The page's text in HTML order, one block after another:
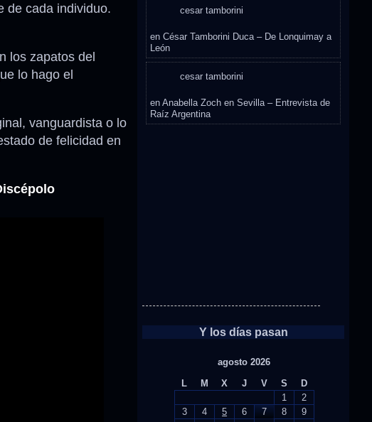
de cada individuo.
los zapatos del
lo hago el
vanguardista o lo
de felicidad en
cesar tamborini
enCésar Tamborini Duca – De Lonquimay a
León
cesar tamborini
enAnabella Zoch en Sevilla – Entrevista de
Raíz Argentina
Y los días pasan
agosto 2026
L
M X J V S
D
1
2
3
4 5 6 7 8
9